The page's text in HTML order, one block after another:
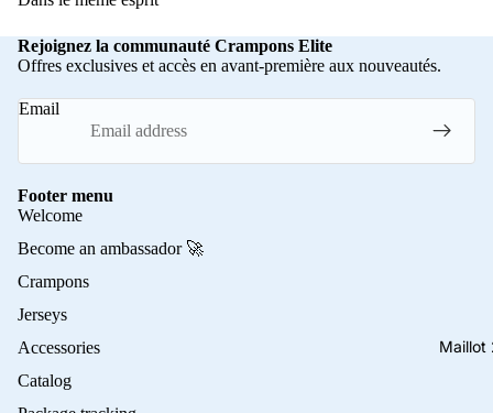
Rejoignez la communauté Crampons Elite
Offres exclusives et accès en avant-première aux nouveautés.
Email
Footer menu
Welcome
Become an ambassador 🚀
Crampons
Jerseys
Accessories
Catalog